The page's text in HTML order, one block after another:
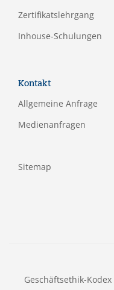
Zertifikatslehrgang
Inhouse-Schulungen
Kontakt
Allgemeine Anfrage
Medienanfragen
Sitemap
Geschäftsethik-Kodex